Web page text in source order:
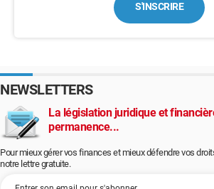
S'INSCRIRE
NEWSLETTERS
La législation juridique et
permanence...
Pour mieux gérer vos finances et mieux défendre vos
notre lettre gratuite.